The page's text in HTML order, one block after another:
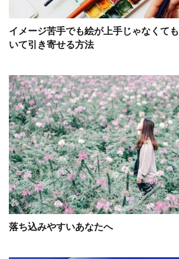
イメージ苦手でも絵が上手じゃなくて
いて引き寄せる方法
落ち込みやすいあなたへ